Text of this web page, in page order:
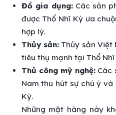
Đồ gia dụng:Các sản
được Thổ Nhĩ Kỳ ưa
hợp lý.
Thủy sản:Thủy sản Việt
tiêu thụ mạnh tại Thổ Nhĩ
Thủ công mỹ nghệ:Các
Nam thu hút sự chú ý
Kỳ.
Những mặt hàng này